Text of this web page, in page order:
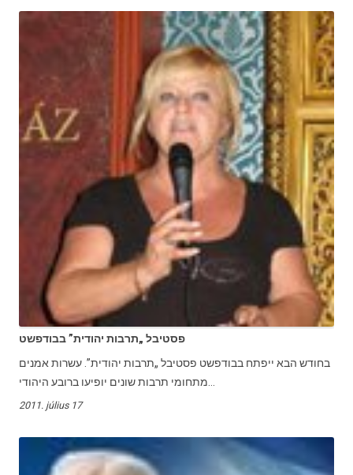
פסטיבל „תרבות יהודית” בבודפשט
בחודש הבא ייפתח בבודפשט פסטיבל „תרבות יהודית”. עשרות אמנים
מתחומי תרבות שונים יופיעו ברובע היהודי...
2011. július 17